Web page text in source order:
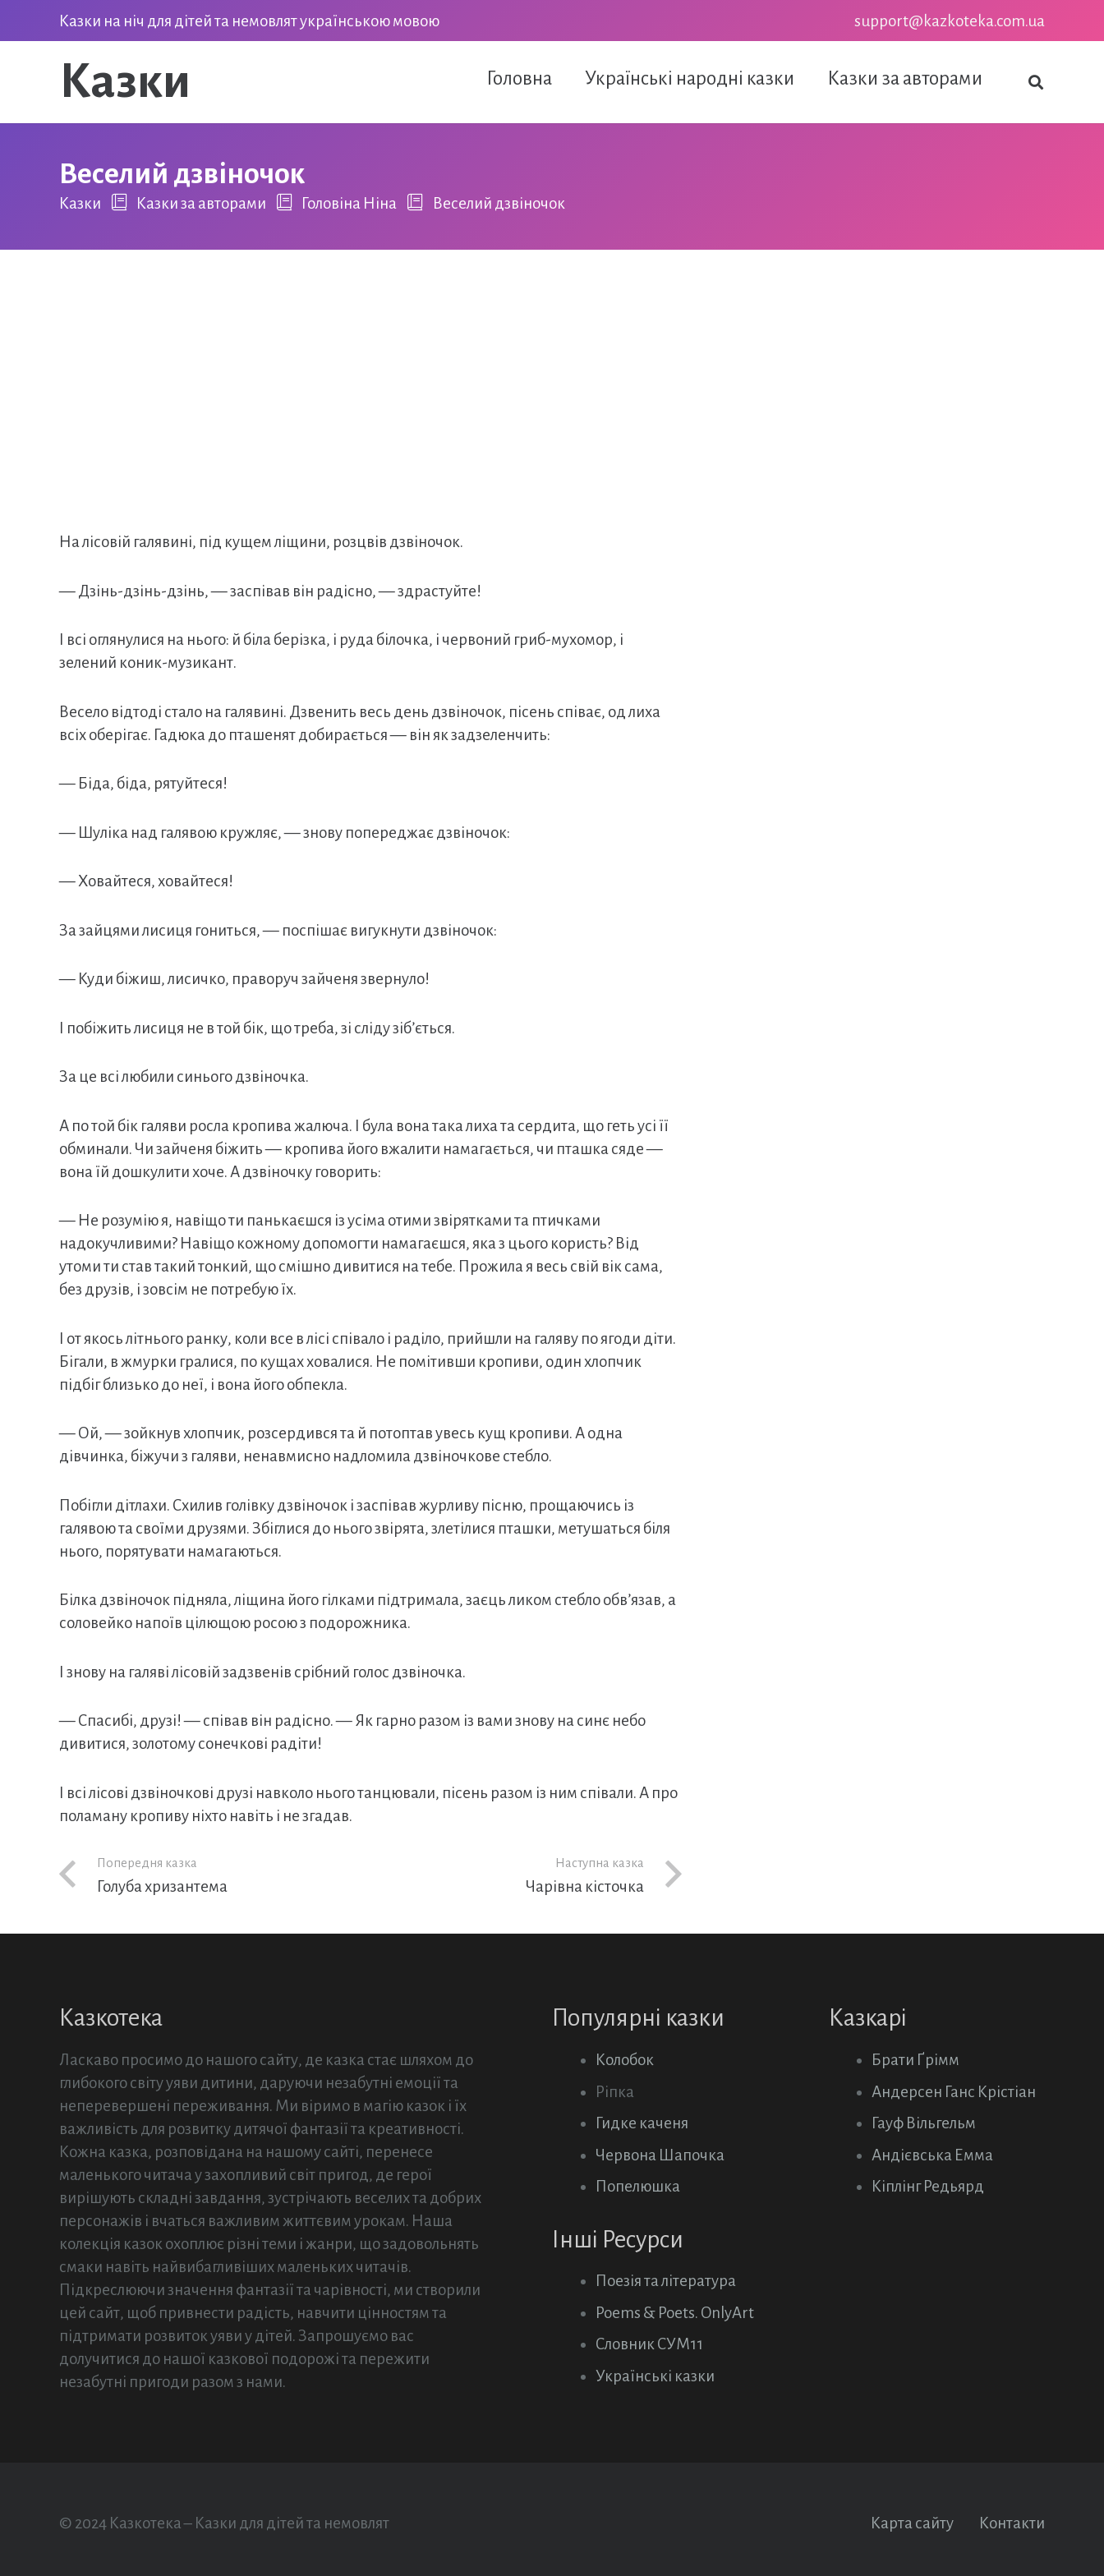
Казки на ніч для дітей та немовлят українською мовою support@kazkoteka.com.ua
Казки Головна Українські народні казки Казки за авторами
Веселий дзвіночок
Казки Казки за авторами Головіна Ніна Веселий дзвіночок
На лісовій галявині, під кущем ліщини, розцвів дзвіночок.
— Дзінь-дзінь-дзінь, — заспівав він радісно, — здрастуйте!
І всі оглянулися на нього: й біла берізка, і руда білочка, і червоний гриб-мухомор, і
зелений коник-музикант.
Весело відтоді стало на галявині. Дзвенить весь день дзвіночок, пісень співає, од лиха
всіх оберігає. Гадюка до пташенят добирається — він як задзеленчить:
— Біда, біда, рятуйтеся!
— Шуліка над галявою кружляє, — знову попереджає дзвіночок:
— Ховайтеся, ховайтеся!
За зайцями лисиця гониться, — поспішає вигукнути дзвіночок:
— Куди біжиш, лисичко, праворуч зайченя звернуло!
І побіжить лисиця не в той бік, що треба, зі сліду зіб’ється.
За це всі любили синього дзвіночка.
А по той бік галяви росла кропива жалюча. І була вона така лиха та сердита, що геть усі її
обминали. Чи зайченя біжить — кропива його вжалити намагається, чи пташка сяде —
вона їй дошкулити хоче. А дзвіночку говорить:
— Не розумію я, навіщо ти панькаєшся із усіма отими звірятками та птичками
надокучливими? Навіщо кожному допомогти намагаєшся, яка з цього користь? Від
утоми ти став такий тонкий, що смішно дивитися на тебе. Прожила я весь свій вік сама,
без друзів, і зовсім не потребую їх.
І от якось літнього ранку, коли все в лісі співало і раділо, прийшли на галяву по ягоди діти.
Бігали, в жмурки гралися, по кущах ховалися. Не помітивши кропиви, один хлопчик
підбіг близько до неї, і вона його обпекла.
— Ой, — зойкнув хлопчик, розсердився та й потоптав увесь кущ кропиви. А одна
дівчинка, біжучи з галяви, ненавмисно надломила дзвіночкове стебло.
Побігли дітлахи. Схилив голівку дзвіночок і заспівав журливу пісню, прощаючись із
галявою та своїми друзями. Збіглися до нього звірята, злетілися пташки, метушаться біля
нього, порятувати намагаються.
Білка дзвіночок підняла, ліщина його гілками підтримала, заєць ликом стебло обв’язав, а
соловейко напоїв цілющою росою з подорожника.
І знову на галяві лісовій задзвенів срібний голос дзвіночка.
— Спасибі, друзі! — співав він радісно. — Як гарно разом із вами знову на синє небо
дивитися, золотому сонечкові радіти!
І всі лісові дзвіночкові друзі навколо нього танцювали, пісень разом із ним співали. А про
поламану кропиву ніхто навіть і не згадав.
Попередня казка
Голуба хризантема
Наступна казка
Чарівна кісточка
Казкотека
Ласкаво просимо до нашого сайту, де казка стає шляхом до
глибокого світу уяви дитини, даруючи незабутні емоції та
неперевершені переживання. Ми віримо в магію казок і їх
важливість для розвитку дитячої фантазії та креативності.
Кожна казка, розповідана на нашому сайті, перенесе
маленького читача у захопливий світ пригод, де герої
вирішують складні завдання, зустрічають веселих та добрих
персонажів і вчаться важливим життєвим урокам. Наша
колекція казок охоплює різні теми і жанри, що задовольнять
смаки навіть найвибагливіших маленьких читачів.
Підкреслюючи значення фантазії та чарівності, ми створили
цей сайт, щоб привнести радість, навчити цінностям та
підтримати розвиток уяви у дітей. Запрошуємо вас
долучитися до нашої казкової подорожі та пережити
незабутні пригоди разом з нами.
Популярні казки
Колобок
Ріпка
Гидке каченя
Червона Шапочка
Попелюшка
Інші Ресурси
Поезія та література
Poems & Poets. OnlyArt
Словник СУМ11
Українські казки
Казкарі
Брати Ґрімм
Андерсен Ганс Крістіан
Гауф Вільгельм
Андієвська Емма
Кіплінг Редьярд
© 2024 Казкотека – Казки для дітей та немовлят Карта сайту Контакти